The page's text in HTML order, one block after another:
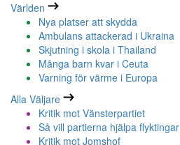
Världen
Nya platser att skydda
Ambulans attackerad i Ukraina
Skjutning i skola i Thailand
Många barn kvar i Ceuta
Varning för värme i Europa
Alla Väljare
Kritik mot Vänsterpartiet
Så vill partierna hjälpa flyktingar
Kritik mot Jomshof